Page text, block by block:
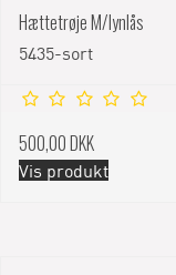
Hættetrøje M/lynlås
5435-sort
500,00 DKK
Vis produkt